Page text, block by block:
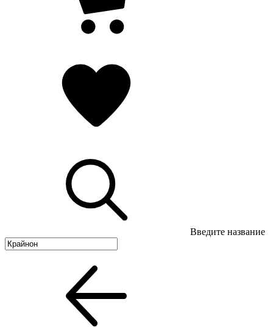
Введите название